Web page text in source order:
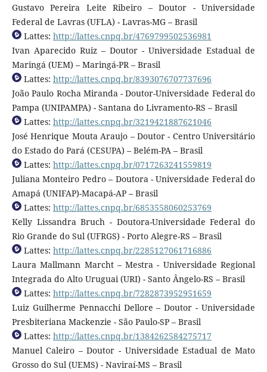
Gustavo Pereira Leite Ribeiro – Doutor - Universidade
Federal de Lavras (UFLA) - Lavras-MG – Brasil
Lattes: http://lattes.cnpq.br/4769799502536981
Ivan Aparecido Ruiz – Doutor - Universidade Estadual de
Maringá (UEM) – Maringá-PR – Brasil
Lattes: http://lattes.cnpq.br/8393076707737696
João Paulo Rocha Miranda - Doutor-Universidade Federal do
Pampa (UNIPAMPA) - Santana do Livramento-RS – Brasil
Lattes: http://lattes.cnpq.br/3219421887621046
José Henrique Mouta Araujo – Doutor - Centro Universitário
do Estado do Pará (CESUPA) – Belém-PA – Brasil
Lattes: http://lattes.cnpq.br/0717263241559819
Juliana Monteiro Pedro – Doutora - Universidade Federal do
Amapá (UNIFAP)-Macapá-AP – Brasil
Lattes: http://lattes.cnpq.br/6853558060253769
Kelly Lissandra Bruch - Doutora-Universidade Federal do
Rio Grande do Sul (UFRGS) - Porto Alegre-RS – Brasil
Lattes: http://lattes.cnpq.br/2285127061716886
Laura Mallmann Marcht – Mestra - Universidade Regional
Integrada do Alto Uruguai (URI) - Santo Ângelo-RS – Brasil
Lattes: http://lattes.cnpq.br/7282873952951659
Luiz Guilherme Pennacchi Dellore – Doutor - Universidade
Presbiteriana Mackenzie - São Paulo-SP – Brasil
Lattes: http://lattes.cnpq.br/1384262584275717
Manuel Caleiro – Doutor - Universidade Estadual de Mato
Grosso do Sul (UEMS) - Naviraí-MS – Brasil